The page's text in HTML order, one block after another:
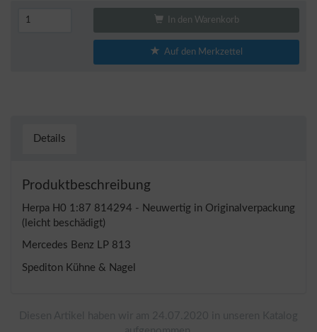
In den Warenkorb
Auf den Merkzettel
Details
Produktbeschreibung
Herpa H0 1:87 814294 - Neuwertig in Originalverpackung
(leicht beschädigt)
Mercedes Benz LP 813
Spediton Kühne & Nagel